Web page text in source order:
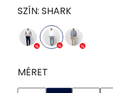
SZÍN: SHARK
MÉRET